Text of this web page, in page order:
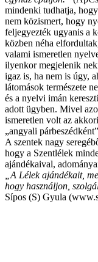
mindenki tudhatja,
nem közismert, hogy
feljegyezték ugyanis a
közben néha
valami ismeretlen
ilyenkor megjelenik
igaz is, ha nem is úgy,
látomások természete
és a nyelvi imán
adott ügyben. Mivel
ismeretlen volt az
„angyali
A szentek nagy
hogy a Szentlélek
ajándékaival,
A Lélek ajándékait,
hogy használjon,
Sípos (S) Gyula